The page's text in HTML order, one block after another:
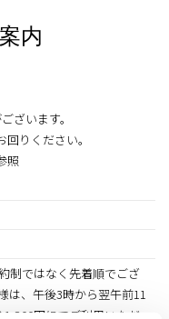
内
ざいます。
りください。
照
制ではなく先着順でござ
は、午後3時から翌午前11
円にてご利用いただ